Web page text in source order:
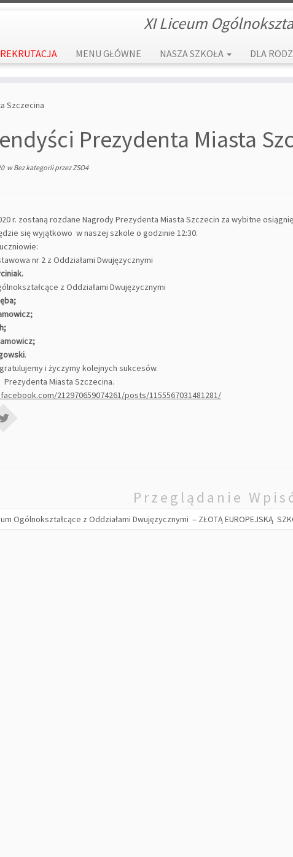
XI Liceum
REKRUTACJA MENU GŁÓWNE NASZA SZKOŁA DLA
Szczecina
Prezydenta Miasta
wBez kategoriiprzezZSO4
r. zostaną rozdane Nagrody Prezydenta Miasta Szczecin za wybitne
się wyjątkowo w naszej szkole o godzinie 12:30.
nr 2 z Oddziałami Dwujęzycznymi
z Oddziałami Dwujęzycznymi
.
i życzymy kolejnych sukcesów.
Miasta Szczecina.
212970659074261/posts/1155567031481281/
Przeglądanie
Ogólnokształcące z Oddziałami Dwujęzycznymi – ZŁOTĄ EUROPEJSKĄ